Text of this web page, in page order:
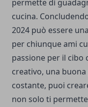
permette di
cucina.
2024 può essere
per chiunque ami
passione per il cibo
creativo, una
costante, puoi
non solo ti